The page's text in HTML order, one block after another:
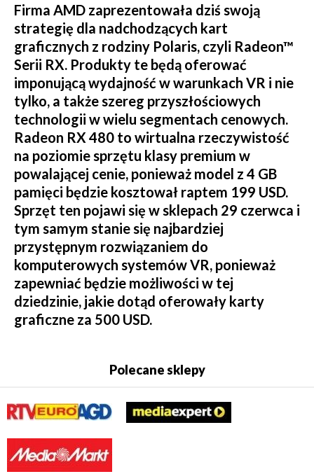
Firma AMD zaprezentowała dziś swoją
strategię dla nadchodzących kart
graficznych z rodziny Polaris, czyli Radeon™
Serii RX. Produkty te będą oferować
imponującą wydajność w warunkach VR i nie
tylko, a także szereg przyszłościowych
technologii w wielu segmentach cenowych.
Radeon RX 480 to wirtualna rzeczywistość
na poziomie sprzętu klasy premium w
powalającej cenie, ponieważ model z 4 GB
pamięci będzie kosztował raptem 199 USD.
Sprzęt ten pojawi się w sklepach 29 czerwca i
tym samym stanie się najbardziej
przystępnym rozwiązaniem do
komputerowych systemów VR, ponieważ
zapewniać będzie możliwości w tej
dziedzinie, jakie dotąd oferowały karty
graficzne za 500 USD.
Polecane sklepy